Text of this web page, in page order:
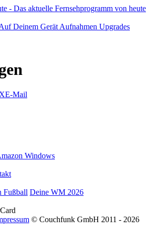
Deinem Gerät Aufnahmen Upgrades
XE-Mail
Windows
Fußball Deine WM 2026
© Couchfunk GmbH 2011 - 2026